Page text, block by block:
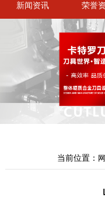
新闻资讯 荣誉
当前位置：